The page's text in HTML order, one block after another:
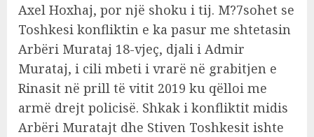
Axel Hoxhaj, por një shoku i tij. M?7sohet se
Toshkesi konfliktin e ka pasur me shtetasin
Arbëri Murataj 18-vjeç, djali i Admir
Murataj, i cili mbeti i vrarë në grabitjen e
Rinasit në prill të vitit 2019 ku qëlloi me
armë drejt policisë. Shkak i konfliktit midis
Arbëri Muratajt dhe Stiven Toshkesit ishte